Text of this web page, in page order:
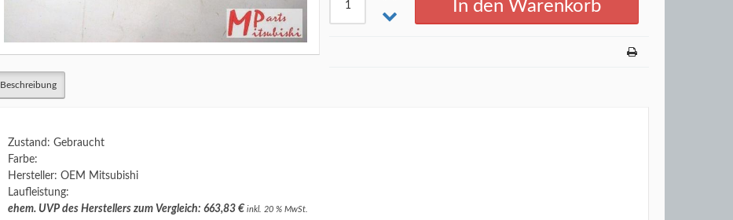
Beschreibung
Zustand: Gebraucht
Farbe:
Hersteller: OEM Mitsubishi
Laufleistung:
ehem. UVP des Herstellers zum Vergleich: 663,83 €inkl. 20 % MwSt.